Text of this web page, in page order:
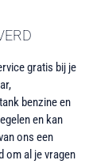
gratis bij je
benzine en
en kan
ons een
om al je vragen